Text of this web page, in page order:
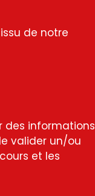
de notre
des informations
valider un/ou
et les